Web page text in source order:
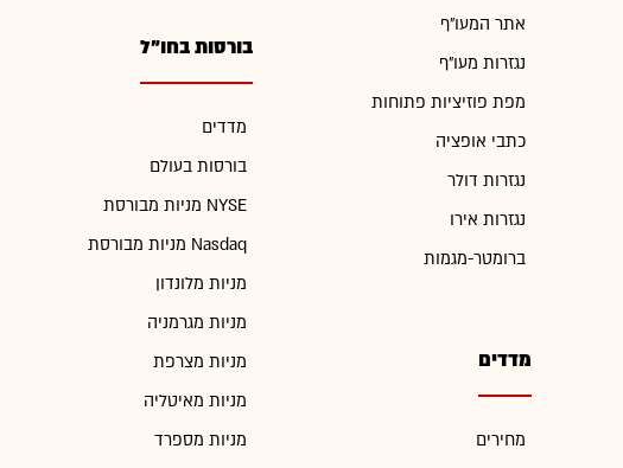
אתר המעו"ף
נגזרות מעו"ף
מפת פוזיציות פתוחות
כתבי אופציה
נגזרות דולר
נגזרות אירו
ברומטר-מגמות
מדדים
מחירים
בורסות בחו"ל
מדדים
בורסות בעולם
מניות מבורסת NYSE
מניות מבורסת Nasdaq
מניות מלונדון
מניות מגרמניה
מניות מצרפת
מניות מאיטליה
מניות מספרד